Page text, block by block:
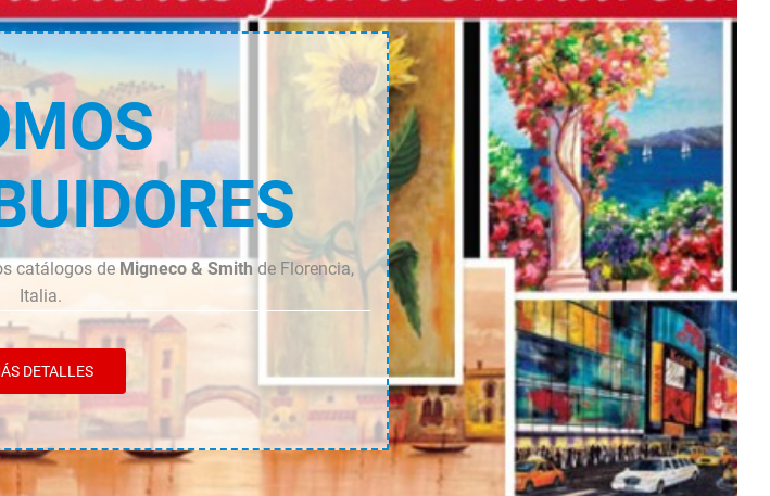
catálogos de Migneco & Smith de Florencia,
Italia.
DETALLES